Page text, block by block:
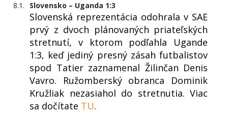
8.1. Slovensko – Uganda 1:3
Slovenská reprezentácia odohrala v SAE
prvý z dvoch plánovaných priateľských
stretnutí, v ktorom podľahla Ugande
1:3, keď jediný presný zásah futbalistov
spod Tatier zaznamenal Žilinčan Denis
Vavro. Ružomberský obranca Dominik
Kružliak nezasiahol do stretnutia. Viac
sa dočítate TU.